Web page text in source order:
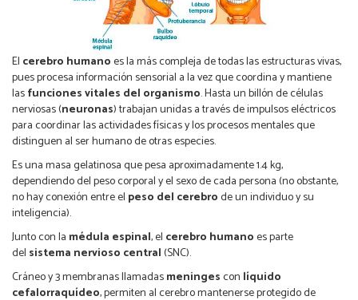
El cerebro humanoes la más compleja de todas las estructuras vivas,
pues procesa información sensorial a la vez que coordina y mantiene
lasfunciones vitales del organismo. Hasta un billón de células
nerviosas (neuronas) trabajan unidas a través de impulsos eléctricos
para coordinar las actividades físicas y los procesos mentales que
distinguen al ser humano de otras especies.
Es una masa gelatinosa que pesa aproximadamente 1.4 kg,
dependiendo del peso corporal y el sexo de cada persona (no obstante,
no hay conexión entre el peso del cerebrode un individuo y su
inteligencia).
Junto con la médula espinal, el cerebro humanoes parte
del sistema nervioso central(SNC).
Cráneo y 3 membranas llamadasmeningescon líquido
cefalorraquídeo, permiten al cerebro mantenerse protegido de